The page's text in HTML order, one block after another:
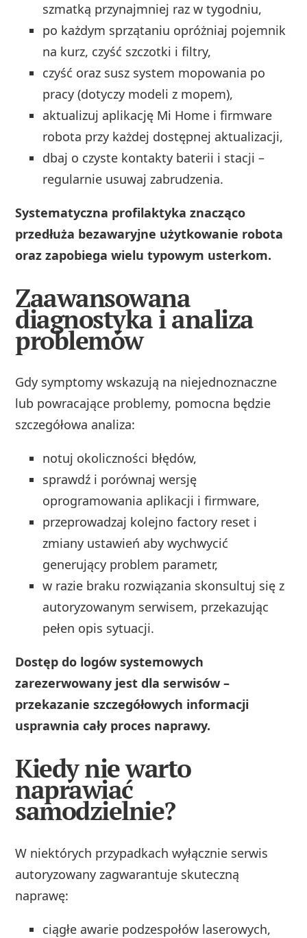
szmatką przynajmniej raz w tygodniu,
po każdym sprzątaniu opróżniaj pojemnik
na kurz, czyść szczotki i filtry,
czyść oraz susz system mopowania po
pracy (dotyczy modeli z mopem),
aktualizuj aplikację Mi Home i firmware
robota przy każdej dostępnej aktualizacji,
dbaj o czyste kontakty baterii i stacji –
regularnie usuwaj zabrudzenia.
Systematyczna profilaktyka znacząco
przedłuża bezawaryjne użytkowanie robota
oraz zapobiega wielu typowym usterkom.
Zaawansowana
diagnostyka i analiza
problemów
Gdy symptomy wskazują na niejednoznaczne
lub powracające problemy, pomocna będzie
szczegółowa analiza:
notuj okoliczności błędów,
sprawdź i porównaj wersję
oprogramowania aplikacji i firmware,
przeprowadzaj kolejno factory reset i
zmiany ustawień aby wychwycić
generujący problem parametr,
w razie braku rozwiązania skonsultuj się z
autoryzowanym serwisem, przekazując
pełen opis sytuacji.
Dostęp do logów systemowych
zarezerwowany jest dla serwisów –
przekazanie szczegółowych informacji
usprawnia cały proces naprawy.
Kiedy nie warto
naprawiać
samodzielnie?
W niektórych przypadkach wyłącznie serwis
autoryzowany zagwarantuje skuteczną
naprawę:
ciągłe awarie podzespołów laserowych,